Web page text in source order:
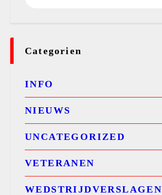
Categorien
INFO
NIEUWS
UNCATEGORIZED
VETERANEN
WEDSTRIJDVERSLAGEN